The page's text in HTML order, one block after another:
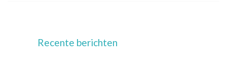
Recente berichten